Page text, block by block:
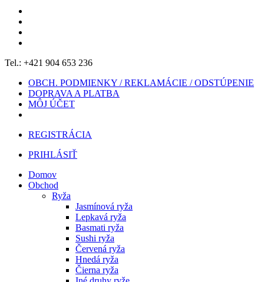
Tel.: +421 904 653 236
OBCH. PODMIENKY / REKLAMÁCIE / ODSTÚPENIE
DOPRAVA A PLATBA
MÔJ ÚČET
REGISTRÁCIA
PRIHLÁSIŤ
Domov
Obchod
Ryža
Jasmínová ryža
Lepkavá ryža
Basmati ryža
Sushi ryža
Červená ryža
Hnedá ryža
Čierna ryža